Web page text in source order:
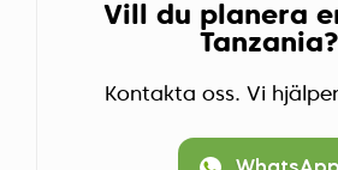
Vill du planera
Tanzania?
Kontakta oss. Vi